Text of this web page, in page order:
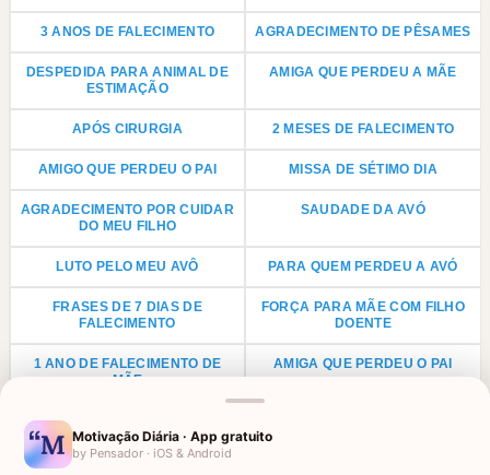
3 ANOS DE FALECIMENTO AGRADECIMENTO DE PÊSAMES
DESPEDIDA PARA ANIMAL DE
ESTIMAÇÃO
AMIGA QUE PERDEU A MÃE
APÓS CIRURGIA 2 MESES DE FALECIMENTO
AMIGO QUE PERDEU O PAI MISSA DE SÉTIMO DIA
AGRADECIMENTO POR CUIDAR
DO MEU FILHO
SAUDADE DA AVÓ
LUTO PELO MEU AVÔ PARA QUEM PERDEU A AVÓ
FRASES DE 7 DIAS DE
FALECIMENTO
FORÇA PARA MÃE COM FILHO
DOENTE
1 ANO DE FALECIMENTO DE
MÃE
AMIGA QUE PERDEU O PAI
CONFORTO POR DOENÇA NA
FAMÍLIA
Motivação Diária · App gratuito
by Pensador · iOS & Android